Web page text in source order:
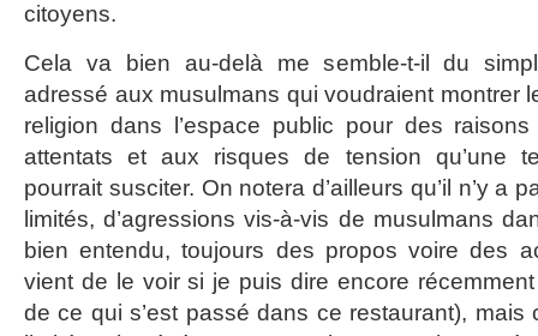
citoyens.
Cela va bien au-delà me semble-t-il du
adressé aux musulmans qui voudraient montrer
religion dans l’espace public pour des
attentats et aux risques de tension qu’une
pourrait susciter. On notera d’ailleurs qu’il n’y a
limités, d’agressions vis-à-vis de musulmans
bien entendu, toujours des propos voire des
vient de le voir si je puis dire encore
de ce qui s’est passé dans ce restaurant), mais